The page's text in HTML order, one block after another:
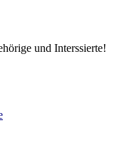
und Interssierte!